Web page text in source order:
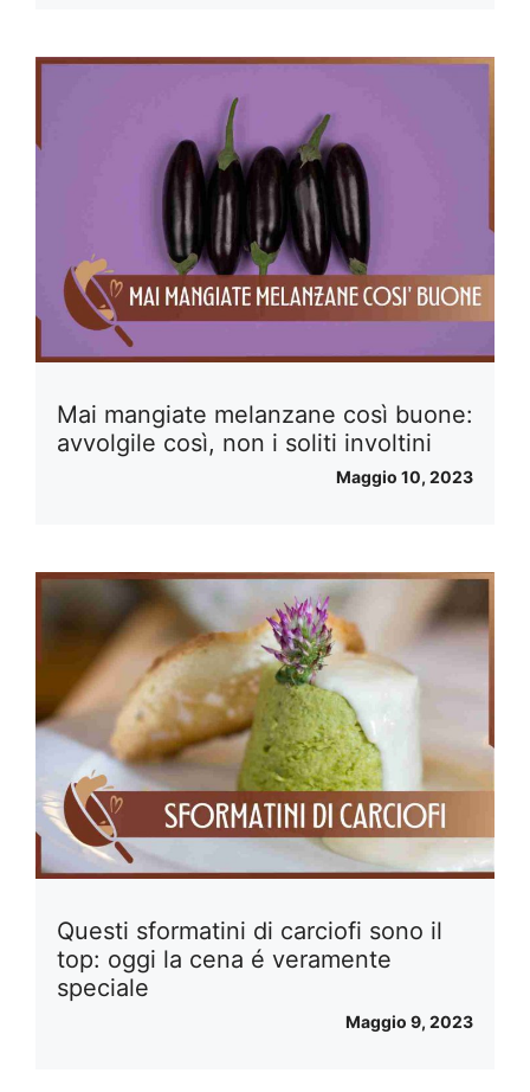
Mai mangiate melanzane così buone:
avvolgile così, non i soliti involtini
Maggio 10, 2023
Questi sformatini di carciofi sono il
top: oggi la cena é veramente
speciale
Maggio 9, 2023